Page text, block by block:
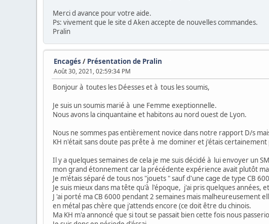
Merci d avance pour votre aide.
Ps: vivement que le site d Aken accepte de nouvelles commandes.
Pralin
Encagés / Présentation de Pralin
Août 30, 2021, 02:59:34 PM
Bonjour à toutes les Déesses et à tous les soumis,
Je suis un soumis marié à une Femme exeptionnelle.
Nous avons la cinquantaine et habitons au nord ouest de Lyon.
Nous ne sommes pas entièrement novice dans notre rapport D/s
KH n'était sans doute pas prête à me dominer et j'étais
Il y a quelques semaines de cela je me suis décidé à lui envoyer un
mon grand étonnement car la précédente expérience avait plutôt
Je m'étais séparé de tous nos "jouets " sauf d'une cage de type CB
Je suis mieux dans ma tête qu'à l'époque, j'ai pris quelques années,
J 'ai porté ma CB 6000 pendant 2 semaines mais malheureusement
en métal pas chère que j'attends encore (ce doit être du chinois.
Ma KH m'a annoncé que si tout se passait bien cette fois nous